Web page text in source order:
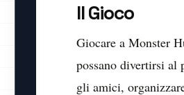
Il Gioco
Giocare a Monster
possano divertirsi al
gli amici,